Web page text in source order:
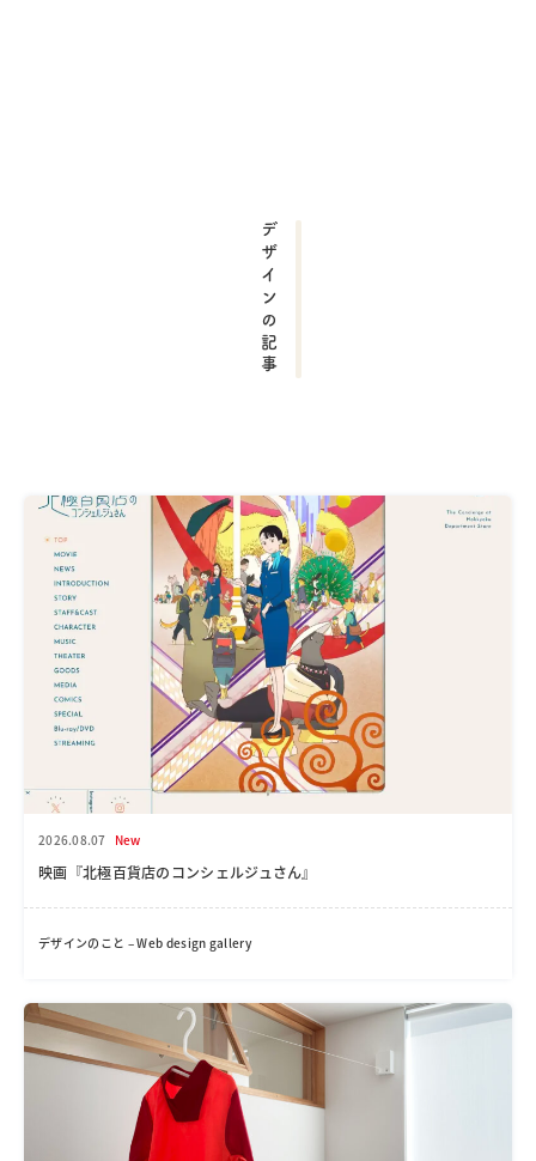
デザインの記事
2026.08.07 New
映画『北極百貨店のコンシェルジュさん』
デザインのこと – Web design gallery